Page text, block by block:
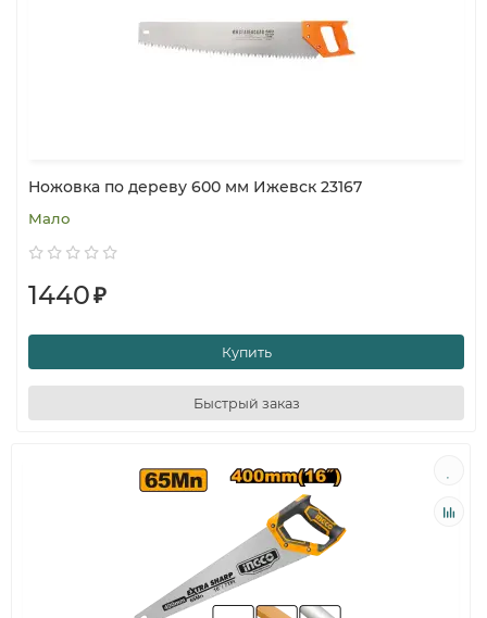
Ножовка по дереву 600 мм Ижевск 23167
Мало
1440₽
Купить
Быстрый заказ